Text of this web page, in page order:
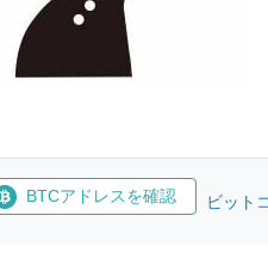
BTCアドレスを確認 ビット